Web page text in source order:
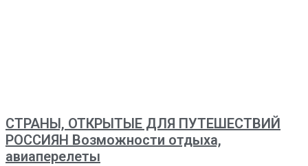
СТРАНЫ, ОТКРЫТЫЕ ДЛЯ ПУТЕШЕСТВИЙ
РОССИЯН Возможности отдыха,
авиаперелеты